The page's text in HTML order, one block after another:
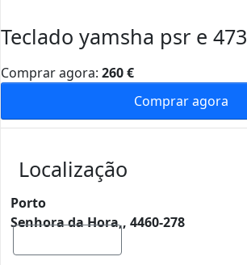
Teclado yamsha psr e 473
Comprar agora: 260€
Comprar agora
Localização
Porto
Senhora da Hora,, 4460-278